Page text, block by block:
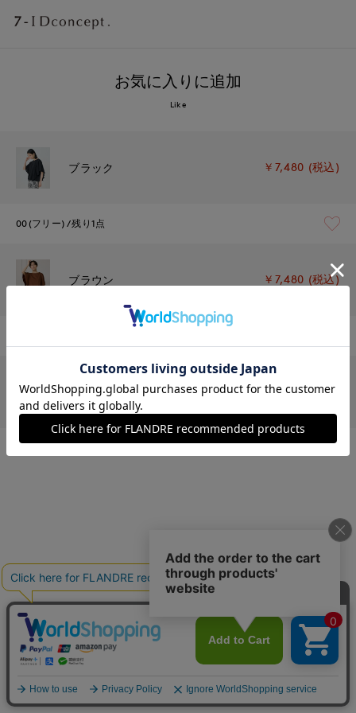
お気に入りに追加
Like
ブラック ￥7,480 (税込)
00(フリー) 残り1点
ブラウン ￥7,480 (税込)
ブルー ￥7,480 (税込)